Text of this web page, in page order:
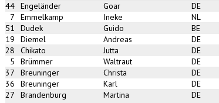
44 Engeländer Goar DE
7
Emmelkamp Ineke NL
51
Dudek Guido BE
19
Diemel Andreas DE
28
Chikato Jutta DE
5
Brümmer Waltraut DE
37
Breuninger Christa DE
36
Breuninger Karl DE
27
Brandenburg Martina DE